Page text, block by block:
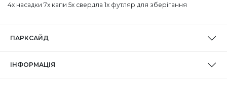
4x насадки 7x капи 5x свердла 1x футляр для зберігання
ПАРКСАЙД
ІНФОРМАЦІЯ